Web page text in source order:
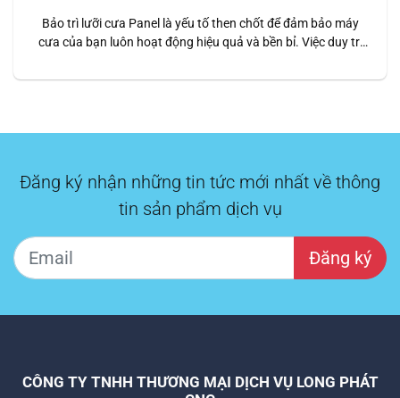
Bảo trì lưỡi cưa Panel là yếu tố then chốt để đảm bảo máy
cưa của bạn luôn hoạt động hiệu quả và bền bỉ. Việc duy trì
thiện chất lượng cắt mà còn kéo dài tuổi thọ của máy. Bài…
Đăng ký nhận những tin tức mới nhất về thông
tin sản phẩm dịch vụ
Đăng ký
CÔNG TY TNHH THƯƠNG MẠI DỊCH VỤ LONG PHÁT